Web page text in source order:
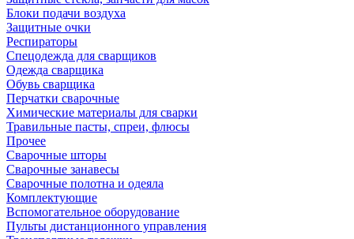
Блоки подачи воздуха
Защитные очки
Респираторы
Спецодежда для сварщиков
Одежда сварщика
Обувь сварщика
Перчатки сварочные
Химические материалы для сварки
Травильные пасты, спреи, флюсы
Прочее
Сварочные шторы
Сварочные занавесы
Сварочные полотна и одеяла
Комплектующие
Вспомогательное оборудование
Пульты дистанционного управления